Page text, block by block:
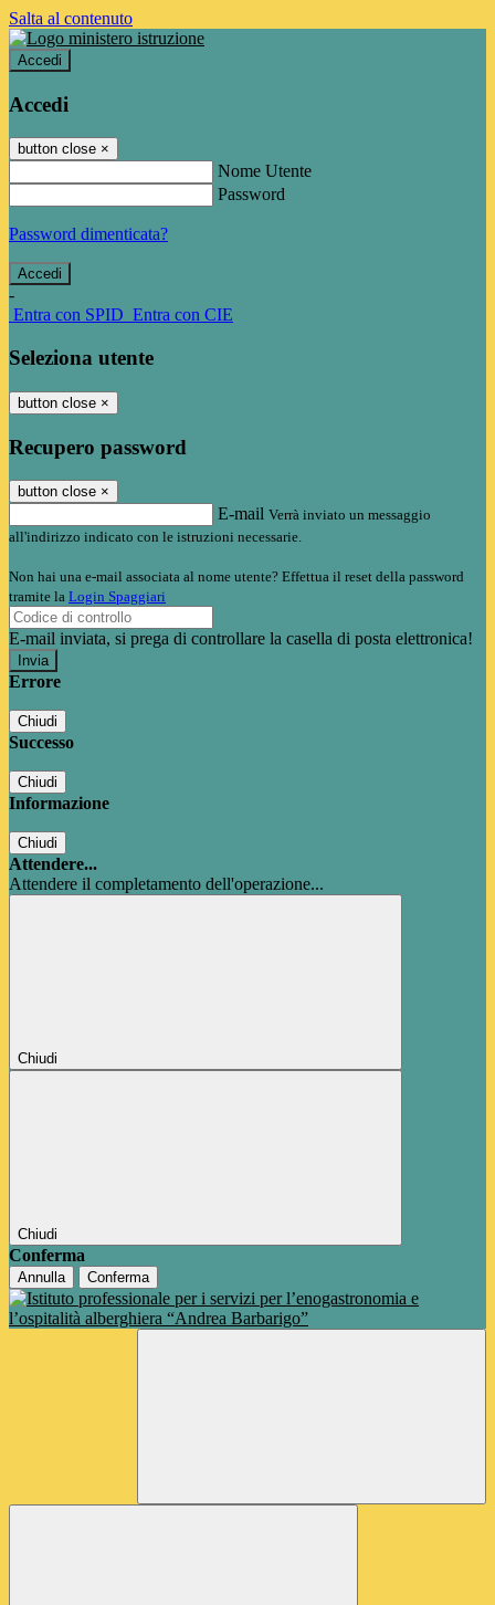
Salta al contenuto
Accedi
Accedi
button close ×
Nome Utente
Password
Password dimenticata?
-
Entra con SPID Entra con CIE
Seleziona utente
button close ×
Recupero password
button close ×
E-mail Verrà inviato un messaggio
all'indirizzo indicato con le istruzioni necessarie.
Non hai una e-mail associata al nome utente? Effettua il reset della password
tramite la Login Spaggiari
E-mail inviata, si prega di controllare la casella di posta elettronica!
Errore
Chiudi
Successo
Chiudi
Informazione
Chiudi
Attendere...
Attendere il completamento dell'operazione...
Chiudi
Chiudi
Conferma
Annulla Conferma